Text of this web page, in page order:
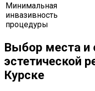
Минимальная
инвазивность
процедуры
Выбор места и
эстетической
Курске